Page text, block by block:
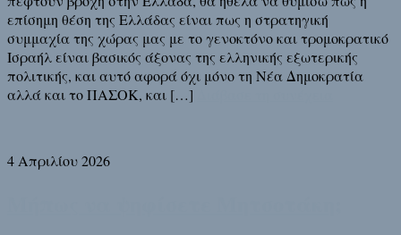
επίσημη θέση της Ελλάδας είναι πως η στρατηγική
συμμαχία της χώρας μας με το γενοκτόνο και τρομοκρατικό
Ισραήλ είναι βασικός άξονας της ελληνικής εξωτερικής
πολιτικής, και αυτό αφορά όχι μόνο τη Νέα Δημοκρατία
αλλά και το ΠΑΣΟΚ, και […]
4 Απριλίου 2026